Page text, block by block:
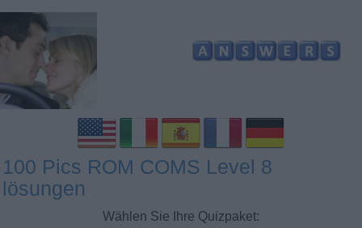
100 Pics ROM COMS Level 8
lösungen
Wählen Sie Ihre Quizpaket: